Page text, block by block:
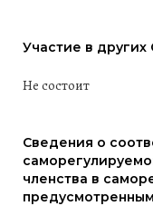
Участие в других
Не состоит
Сведения о
членства в